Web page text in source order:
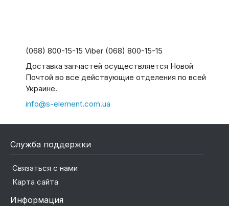
(068) 800-15-15 Viber (068) 800-15-15
Доставка запчастей осуществляется Новой
Почтой во все действующие отделения по всей
Украине.
info@s-element.com.ua
Служба поддержки
Связаться с нами
Карта сайта
Информация